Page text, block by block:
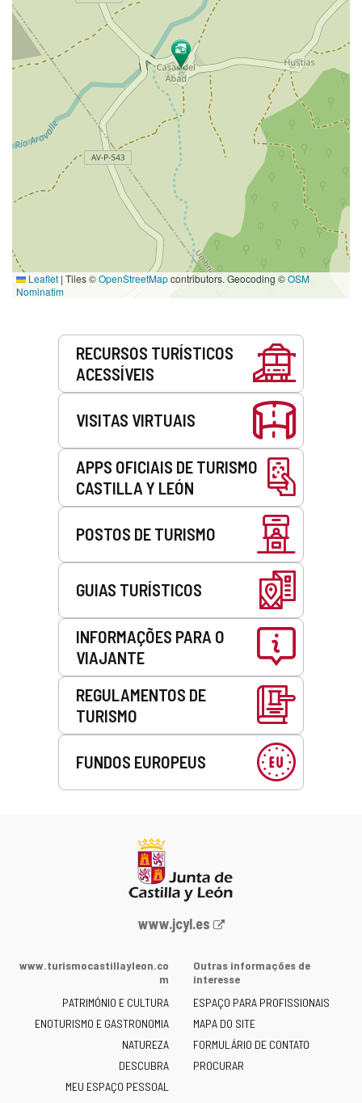
Leaflet | Tiles ©OpenStreetMapcontributors. Geocoding ©OSM
Nominatim
RECURSOS TURÍSTICOS
ACESSÍVEIS
VISITAS VIRTUAIS
APPS OFICIAIS DE TURISMO
CASTILLA Y LEÓN
POSTOS DE TURISMO
GUIAS TURÍSTICOS
INFORMAÇÕES PARA O
VIAJANTE
REGULAMENTOS DE
TURISMO
FUNDOS EUROPEUS
Portal
Junta
Castilla
y
León
-
www.jcyl.es
www.turismocastillayleon.co
m
PATRIMÓNIO E CULTURA
ENOTURISMO E GASTRONOMIA
NATUREZA
DESCUBRA
MEU ESPAÇO PESSOAL
Outras informações de
interesse
ESPAÇO PARA PROFISSIONAIS
MAPA DO SITE
FORMULÁRIO DE CONTATO
PROCURAR